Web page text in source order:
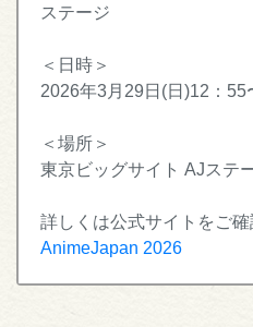
ステージ
＜日時＞
2026年3月29日(日)12：55
＜場所＞
東京ビッグサイト AJステ
詳しくは公式サイトをご確
AnimeJapan 2026